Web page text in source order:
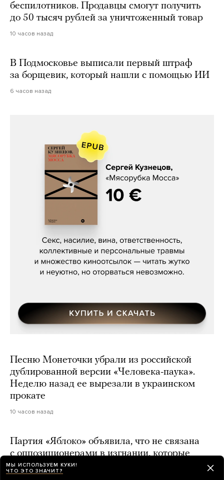
беспилотников. Продавцы смогут получить
до 50 тысяч рублей за уничтоженный товар
10 часов назад
В Подмосковье выписали первый штраф
за борщевик, который нашли с помощью ИИ
6 часов назад
Сергей Кузнецов, «Мясорубка
Песню Монеточки убрали из российской
дублированной версии «Человека-паука».
Неделю назад ее вырезали в украинском
прокате
10 часов назад
Партия «Яблоко» объявила, что не связана
с оппозиционерами в изгнании, которые
решили поддержать ее на выборах в Госдуму
МЫ ИСПОЛЬЗУЕМ КУКИ!
ЧТО ЭТО ЗНАЧИТ?